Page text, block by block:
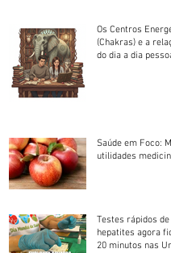
Os Centros
(Chakras) e a
do dia a dia
Saúde em Foco:
utilidades
Testes rápidos
hepatites agora
20 minutos nas